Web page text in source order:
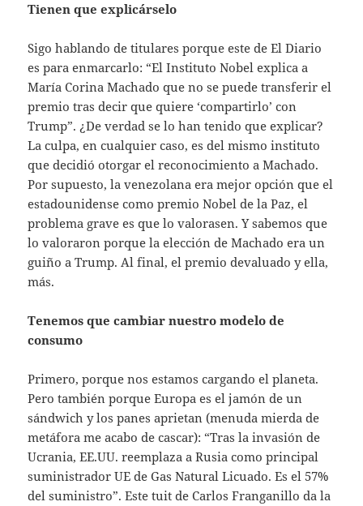
Tienen que explicárselo
Sigo hablando de titulares porque este de El Diario
es para enmarcarlo: “El Instituto Nobel explica a
María Corina Machado que no se puede transferir el
premio tras decir que quiere ‘compartirlo’ con
Trump”. ¿De verdad se lo han tenido que explicar?
La culpa, en cualquier caso, es del mismo instituto
que decidió otorgar el reconocimiento a Machado.
Por supuesto, la venezolana era mejor opción que el
estadounidense como premio Nobel de la Paz, el
problema grave es que lo valorasen. Y sabemos que
lo valoraron porque la elección de Machado era un
guiño a Trump. Al final, el premio devaluado y ella,
más.
Tenemos que cambiar nuestro modelo de
consumo
Primero, porque nos estamos cargando el planeta.
Pero también porque Europa es el jamón de un
sándwich y los panes aprietan (menuda mierda de
metáfora me acabo de cascar): “Tras la invasión de
Ucrania, EE.UU. reemplaza a Rusia como principal
suministrador UE de Gas Natural Licuado. Es el 57%
del suministro”. Este tuit de Carlos Franganillo da la